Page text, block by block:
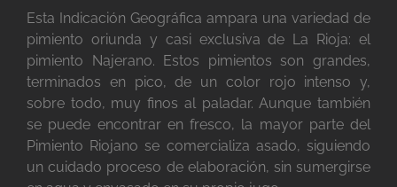
Esta Indicación Geográfica ampara una variedad de
pimiento oriunda y casi exclusiva de La Rioja: el
pimiento Najerano. Estos pimientos son grandes,
terminados en pico, de un color rojo intenso y,
sobre todo, muy finos al paladar. Aunque también
se puede encontrar en fresco, la mayor parte del
Pimiento Riojano se comercializa asado, siguiendo
un cuidado proceso de elaboración, sin sumergirse